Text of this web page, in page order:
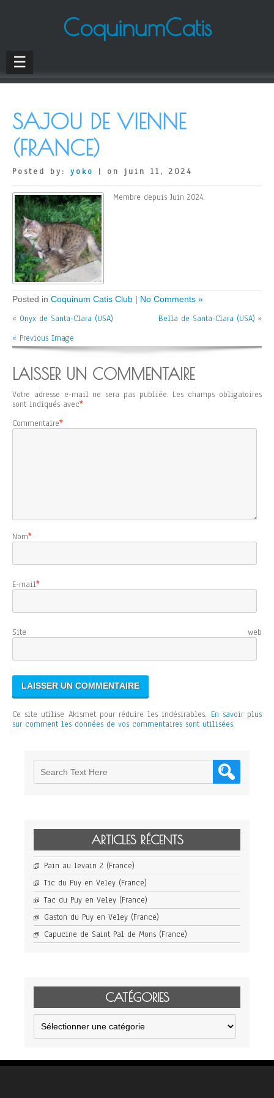
CoquinumCatis
☰
SAJOU DE VIENNE
(FRANCE)
Posted by: yoko | on juin 11, 2024
Membre depuis Juin 2024.
Posted in Coquinum Catis Club | No Comments »
« Onyx de Santa-Clara (USA) Bella de Santa-Clara (USA) »
« Previous Image
LAISSER UN COMMENTAIRE
Votre adresse e-mail ne sera pas publiée. Les champs obligatoires
sont indiqués avec*
Commentaire*
Nom*
E-mail*
Site web
Ce site utilise Akismet pour réduire les indésirables. En savoir plus
sur comment les données de vos commentaires sont utilisées.
ARTICLES RÉCENTS
Pain au levain 2 (France)
Tic du Puy en Veley (France)
Tac du Puy en Veley (France)
Gaston du Puy en Veley (France)
Capucine de Saint Pal de Mons (France)
CATÉGORIES
Catégories